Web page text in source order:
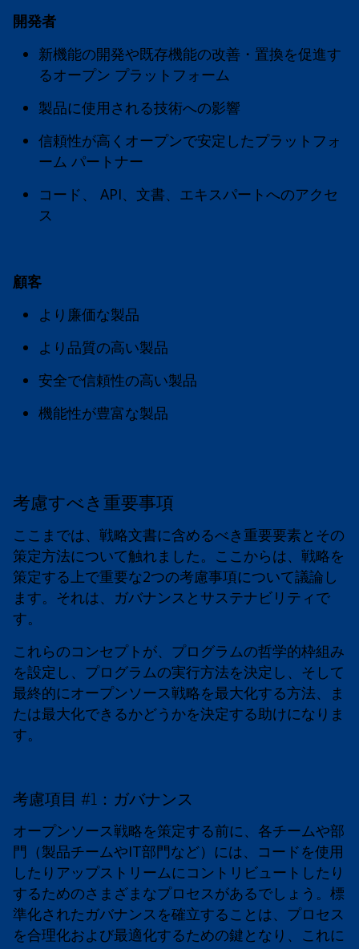
開発者
新機能の開発や既存機能の改善・置換を促進す
るオープン プラットフォーム
製品に使用される技術への影響
信頼性が高くオープンで安定したプラットフォ
ーム パートナー
コード、 API、文書、エキスパートへのアクセ
ス
顧客
より廉価な製品
より品質の高い製品
安全で信頼性の高い製品
機能性が豊富な製品
考慮すべき重要事項
ここまでは、戦略文書に含めるべき重要要素とその
策定方法について触れました。ここからは、戦略を
策定する上で重要な2つの考慮事項について議論し
ます。それは、ガバナンスとサステナビリティで
す。
これらのコンセプトが、プログラムの哲学的枠組み
を設定し、プログラムの実行方法を決定し、そして
最終的にオープンソース戦略を最大化する方法、ま
たは最大化できるかどうかを決定する助けになりま
す。
考慮項目 #1：ガバナンス
オープンソース戦略を策定する前に、各チームや部
門（製品チームやIT部門など）には、コードを使用
したりアップストリームにコントリビュートしたり
するためのさまざまなプロセスがあるでしょう。標
準化されたガバナンスを確立することは、プロセス
を合理化および最適化するための鍵となり、これに